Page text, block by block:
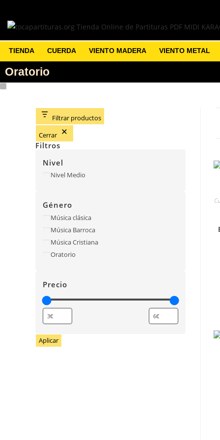
TIENDA CUERDA VIENTO MADERA VIENTO METAL
Oratorio
Filtrar productos
Cerrar
Filtros
Nivel
Nivel Medio
Género
Música clásica
Música Barroca
Música Cristiana
Oratorio
Precio
Aplicar